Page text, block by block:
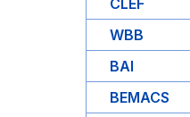
CLEF
WBB
BAI
BEMACS